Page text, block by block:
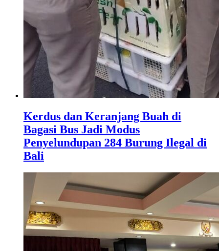
Kerdus dan Keranjang Buah di
Bagasi Bus Jadi Modus
Penyelundupan 284 Burung Ilegal di
Bali